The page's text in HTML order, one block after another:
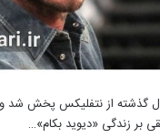
گذشته از نتفلیکس پخش شد
بر زندگی «دیوید بکام»…